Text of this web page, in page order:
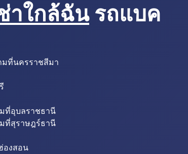
าใกล้ฉันรถแบค
มที่นครราชสีมา
ที่อุบลราชธานี
ที่สุราษฎร์ธานี
องสอน